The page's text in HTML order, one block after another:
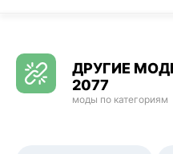
ДРУГИЕ
2077
моды по категориям